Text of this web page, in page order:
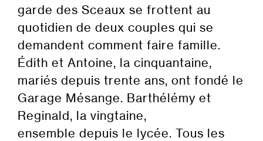
garde des Sceaux se frottent au
quotidien de deux couples qui se
demandent comment faire famille.
Édith et Antoine, la cinquantaine,
mariés depuis trente ans, ont fondé le
Garage Mésange. Barthélémy et
Reginald, la vingtaine,
ensemble depuis le lycée. Tous les